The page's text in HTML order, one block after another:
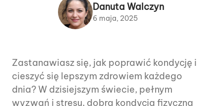
Danuta Walczyn
6 maja, 2025
Zastanawiasz się, jak poprawić kondycję i
cieszyć się lepszym zdrowiem każdego
dnia? W dzisiejszym świecie, pełnym
wyzwań i stresu, dobra kondycja fizyczna